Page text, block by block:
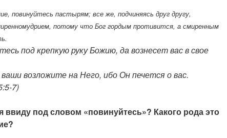
повинуйтесь пастырям; все же, подчиняясь друг другу,
потому что Бог гордым противится, а смиренным
под крепкую руку Божию, да вознесет вас в свое
возложите на Него, ибо Он печется о вас.
7)
ввиду под словом «повинуйтесь»? Какого рода это